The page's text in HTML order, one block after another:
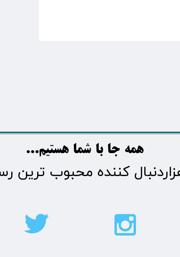
​​​همه جا با شما هستیم...​​​​​​​​​​​​​​